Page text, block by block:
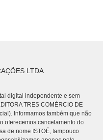
LTDA
digital independente e sem
TRES COMÉRCIO DE
Informamos também que não
oferecemos cancelamento do
de nome ISTOÉ, tampouco